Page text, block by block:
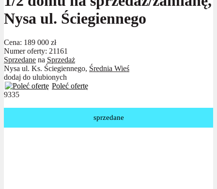
Nysa ul. Ściegiennego
Cena: 189 000 zł
Numer oferty: 21161
Sprzedane na Sprzedaż
Nysa ul. Ks. Ściegiennego, Średnia Wieś
dodaj do ulubionych
Poleć ofertę
9335
sprzedane